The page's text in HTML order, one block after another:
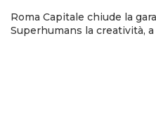
Roma Capitale chiude la
Superhumans la creatività,